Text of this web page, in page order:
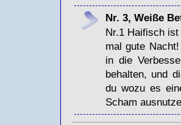
Nr. 3, Weiße
Nr.1 Haifisch
mal gute
in die
behalten, und
du wozu es
Scham